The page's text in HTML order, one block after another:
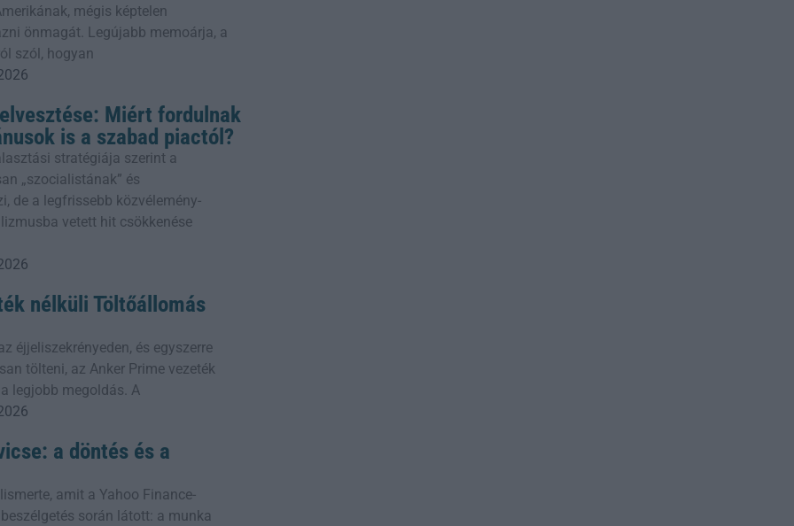
mégis képtelen
önmagát. Legújabb memoárja, a
szól, hogyan
Miért fordulnak
is a szabad piactól?
stratégiája szerint a
„szocialistának” és
de a legfrissebb közvélemény-
vetett hit csökkenése
nélküli Töltőállomás
éjjeliszekrényeden, és egyszerre
tölteni, az Anker Prime vezeték
legjobb megoldás. A
a döntés és a
amit a Yahoo Finance-
során látott: a munka